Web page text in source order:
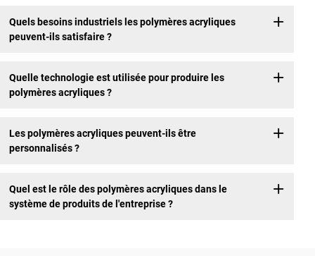
Quels besoins industriels les polymères acryliques
peuvent-ils satisfaire ?
Quelle technologie est utilisée pour produire les
polymères acryliques ?
Les polymères acryliques peuvent-ils être
personnalisés ?
Quel est le rôle des polymères acryliques dans le
système de produits de l'entreprise ?